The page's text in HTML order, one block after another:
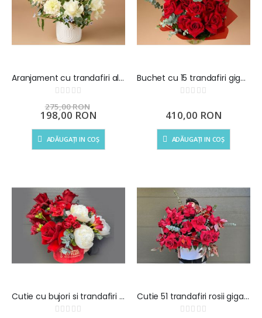
Aranjament cu trandafiri albi si ursulet - White Dream
Rating:
275,00 RON
Preț
special
198,00 RON
ADĂUGAȚI IN COȘ
Buchet cu 15 trandafiri gigant
Rating:
410,00 RON
ADĂUGAȚI IN COȘ
Cutie cu bujori si trandafiri rosii
Rating:
Cutie 51 trandafiri rosii gigant
Rating: